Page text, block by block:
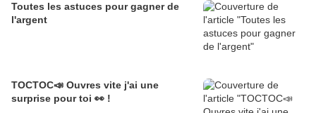
Toutes les astuces pour gagner de
l'argent
TOCTOC📣 Ouvres vite j'ai une
surprise pour toi 👀 !